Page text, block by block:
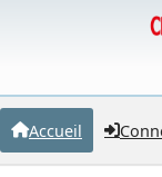
Accueil